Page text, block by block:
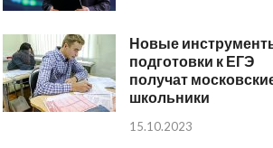
Новые
подготовки к ЕГЭ
получат
школьники
15.10.2023